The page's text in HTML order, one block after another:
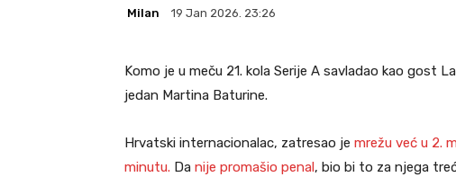
Milan 19 Jan 2026. 23:26
Komo je u meču 21. kola Serije A savladao kao gost
jedan Martina Baturine.
Hrvatski internacionalac, zatresao je mrežu već u 2.
minutu. Da nije promašio penal, bio bi to za njega